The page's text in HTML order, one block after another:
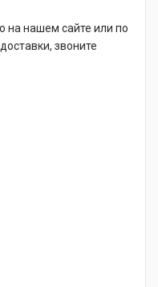
на нашем сайте или по
звоните